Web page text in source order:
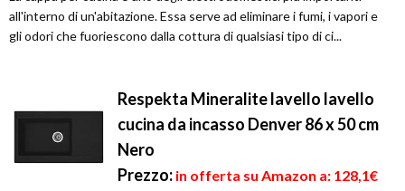
all'interno di un'abitazione. Essa serve ad eliminare i fumi, i vapori e
gli odori che fuoriescono dalla cottura di qualsiasi tipo di ci...
Respekta Mineralite lavello lavello
cucina da incasso Denver 86 x 50 cm
Nero
Prezzo: in offerta su Amazon a: 128,1€